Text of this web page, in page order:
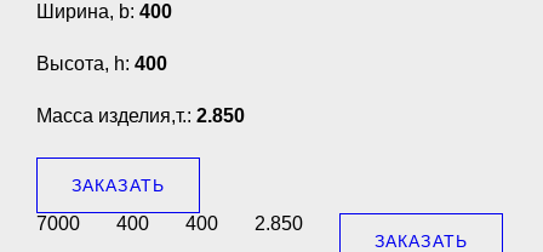
Ширина, b: 400
Высота, h: 400
Масса изделия,т.: 2.850
ЗАКАЗАТЬ
7000 400 400 2.850
ЗАКАЗАТЬ